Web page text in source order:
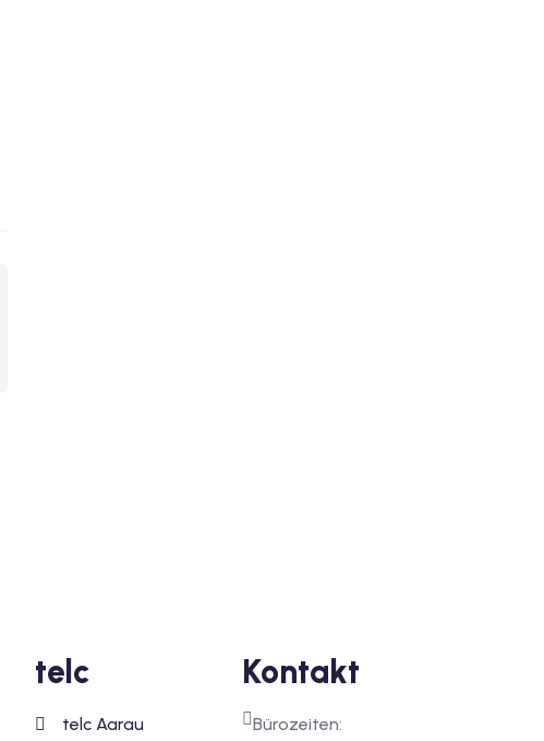
telc
telc Aarau
Kontakt
Bürozeiten: